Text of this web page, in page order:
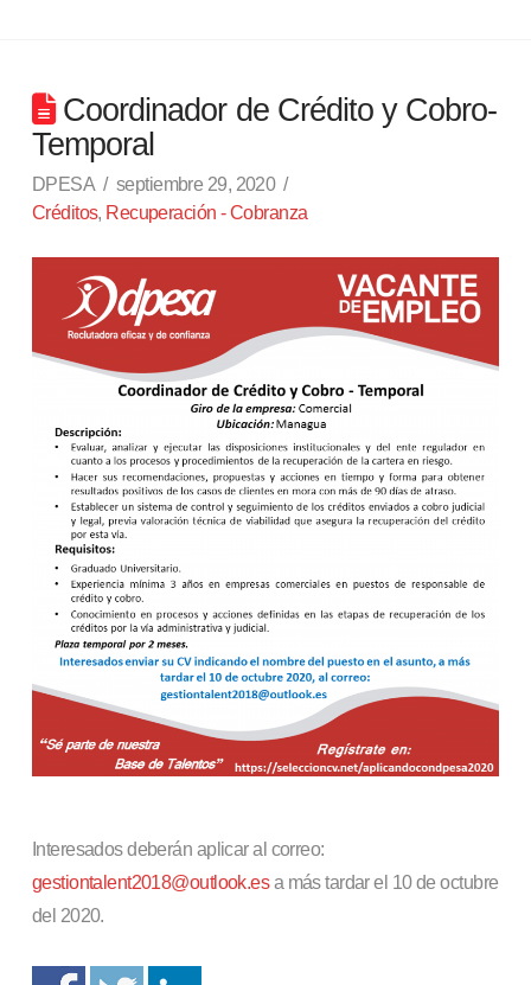
Coordinador de Crédito y Cobro-
Temporal
DPESA
septiembre 29, 2020
Créditos, Recuperación - Cobranza
Interesados deberán aplicar al correo:
gestiontalent2018@outlook.esa más tardar el 10 de octubre
del 2020.